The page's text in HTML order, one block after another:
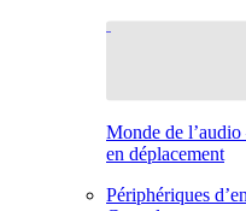
Monde de
en déplacement
Périphériques